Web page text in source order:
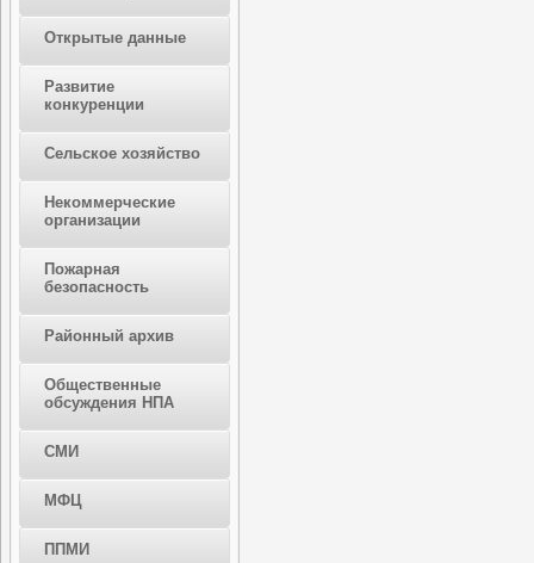
Открытые данные
Развитие
конкуренции
Сельское хозяйство
Некоммерческие
организации
Пожарная
безопасность
Районный архив
Общественные
обсуждения НПА
СМИ
МФЦ
ППМИ